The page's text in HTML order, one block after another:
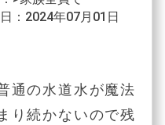
：2024年07月01日
通の水道水が魔法
り続かないので残